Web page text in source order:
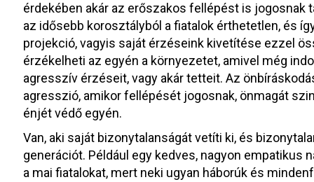
érdekében akár az erőszakos fellépést is jogosnak
az idősebb korosztályból a fiatalok érthetetlen, és
projekció, vagyis saját érzéseink kivetítése ezzel
érzékelheti az egyén a környezetet, amivel még
agresszív érzéseit, vagy akár tetteit. Az
agresszió, amikor fellépését jogosnak, önmagát
énjét védő egyén.
Van, aki saját bizonytalanságát vetíti ki, és
generációt. Például egy kedves, nagyon empatikus
a mai fiatalokat, mert neki ugyan háborúk és